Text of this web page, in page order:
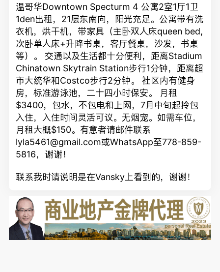
温哥华Downtown Specturm 4 公寓2室1厅1卫
1den出租，21层东南向，阳光充足。公寓带有洗
衣机，烘干机，带家具（主卧双人床queen bed,
次卧单人床+升降书桌，客厅餐桌，沙发，书桌
等）。 交通以及生活都十分便利，距离Stadium
Chinatown Skytrain Station步行1分钟，距离超
市大统华和Costco步行2分钟。 社区内有健身
房，标准游泳池，二十四小时保安。 月租
$3400，包水，不包电和上网，7月中旬起拎包
入住，入住时间灵活可议。无烟宠。如需车位，
月租大概$150。有意者请邮件联系
lyla5461@gmail.com或WhatsApp至778-859-
5816，谢谢！
联系我时请说明是在Vansky上看到的，谢谢！